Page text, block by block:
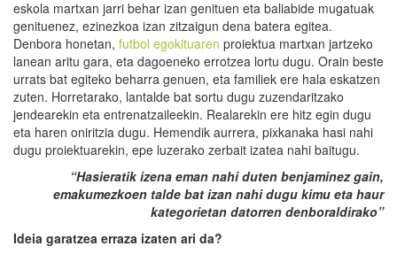
eskola martxan jarri behar izan genituen eta baliabide mugatuak
genituenez, ezinezkoa izan zitzaigun dena batera egitea.
Denbora honetan, futbol egokituaren proiektua martxan jartzeko
lanean aritu gara, eta dagoeneko errotzea lortu dugu. Orain beste
urrats bat egiteko beharra genuen, eta familiek ere hala eskatzen
zuten. Horretarako, lantalde bat sortu dugu zuzendaritzako
jendearekin eta entrenatzaileekin. Realarekin ere hitz egin dugu
eta haren oniritzia dugu. Hemendik aurrera, pixkanaka hasi nahi
dugu proiektuarekin, epe luzerako zerbait izatea nahi baitugu.
“Hasieratik izena eman nahi duten benjaminez gain,
emakumezkoen talde bat izan nahi dugu kimu eta haur
kategorietan datorren denboraldirako”
Ideia garatzea erraza izaten ari da?